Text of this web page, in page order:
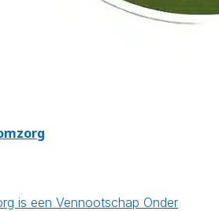
is een Vennootschap Onder